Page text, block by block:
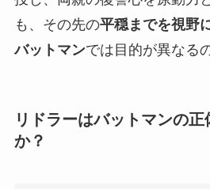
も、その先の平穏までを視野
バットマンでは目的が異なる
リドラーはバットマンの
か？